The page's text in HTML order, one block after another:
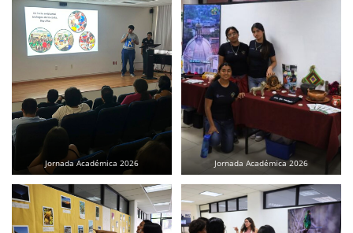
Jornada Académica 2026 Jornada Académica 2026